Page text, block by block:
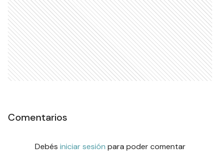
Comentarios
Debés iniciar sesión para poder comentar